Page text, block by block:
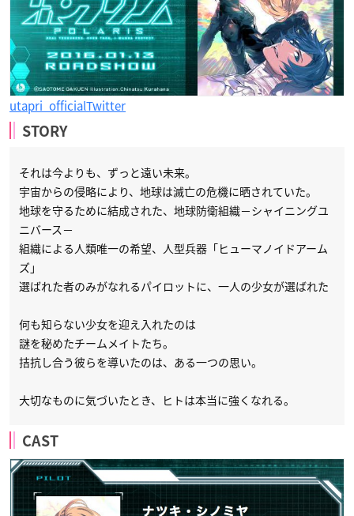
utapri_officialTwitter
STORY
それは今よりも、ずっと遠い未来。
宇宙からの侵略により、地球は滅亡の危機に晒されていた。
地球を守るために結成された、地球防衛組織−シャイニングユ
ニバース−
組織による人類唯一の希望、人型兵器「ヒューマノイドアーム
ズ」
選ばれた者のみがなれるパイロットに、一人の少女が選ばれた
何も知らない少女を迎え入れたのは
謎を秘めたチームメイトたち。
拮抗し合う彼らを導いたのは、ある一つの思い。
大切なものに気づいたとき、ヒトは本当に強くなれる。
CAST